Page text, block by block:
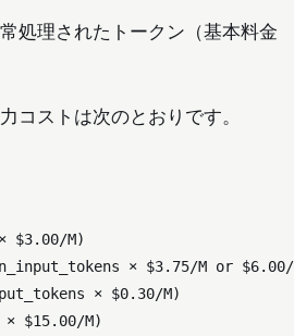
処理されたトークン（基本料金
コストは次のとおりです。
$3.00/M)
× $3.75/M or
× $0.30/M)